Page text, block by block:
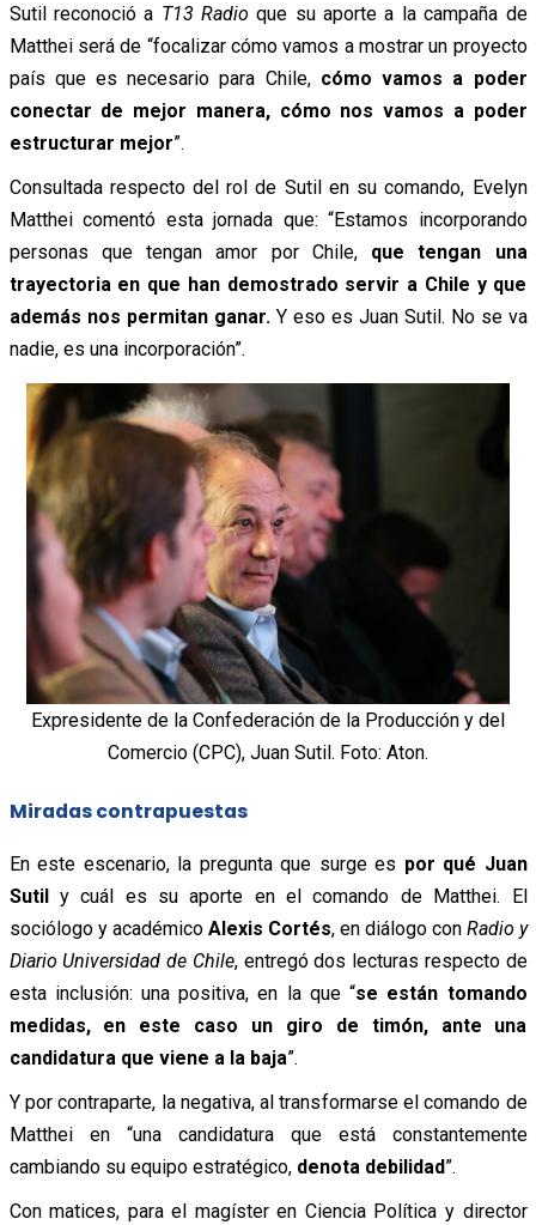
Sutil reconoció a T13 Radio que su aporte a la campaña de
Matthei será de “focalizar cómo vamos a mostrar un proyecto
país que es necesario para Chile,cómo vamos a poder
conectar de mejor manera, cómo nos vamos a poder
estructurar mejor”.
Consultada respecto del rol de Sutil en su comando, Evelyn
Matthei comentó esta jornada que: “Estamos incorporando
personas que tengan amor por Chile, que tengan una
trayectoria en que han demostrado servir a Chile y que
además nos permitan ganar. Y eso es Juan Sutil. No se va
nadie, es una incorporación”.
Expresidente de la Confederación de la Producción y del
Comercio (CPC), Juan Sutil. Foto: Aton.
Miradas contrapuestas
En este escenario, la pregunta que surge es por qué Juan
Sutil
y cuál es su aporte en el comando de Matthei. El
sociólogo y académicoAlexis Cortés, en diálogo con Radio y
Diario Universidad de Chile, entregó dos lecturas respecto de
esta inclusión: una positiva, en la que “se están tomando
medidas, en este caso un giro de timón, ante una
candidatura que viene a la baja”.
Y por contraparte, la negativa, al transformarse el comando de
Matthei en “una candidatura que está constantemente
cambiando su equipo estratégico, denota debilidad”.
Con matices, para el magíster en Ciencia Política y director